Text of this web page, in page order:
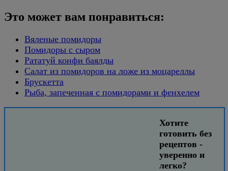
Это может вам понравиться:
Вяленые помидоры
Помидоры с сыром
Рататуй конфи баялды
Салат из помидоров на ложе из моцареллы
Брускетта
Рыба, запеченная с помидорами и фенхелем
Хотите
готовить без
рецептов -
уверенно и
легко?